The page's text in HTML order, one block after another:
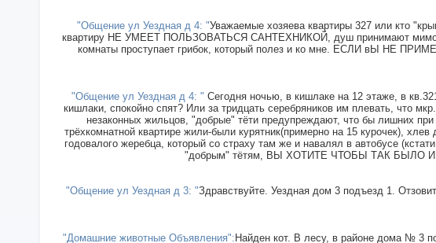
"Общение ул Уездная д 4: "Уважаемые хозяева квартиры 327 или кто
квартиру НЕ УМЕЕТ ПОЛЬЗОВАТЬСЯ САНТЕХНИКОЙ, душ принимают мимо
комнаты проступает грибок, который полез и ко мне. ЕСЛИ вЫ НЕ
"Общение ул Уездная д 4: " Сегодня ночью, в кишлаке на 12 этаже, в
кишлаки, спокойно спят? Или за тридцать серебряников им плевать, что
незаконных жильцов, "добрые" тёти предупреждают, что бы лишних
трёхкомнатной квартире жили-были курятник(примерно на 15 курочек),
годовалого жеребца, который со страху там же и навалял в автобусе
"добрым" тётям, ВЫ ХОТИТЕ ЧТОБЫ ТАК БЫЛО И В
"Общение ул Уездная д 3: "Здравствуйте. Уездная дом 3 подъезд 1.
"Домашние животные Объявления": Найден кот. В лесу, в районе дома № 3